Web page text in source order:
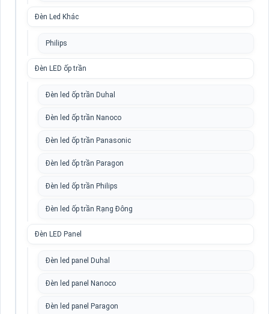
Đèn Led Khác
Philips
Đèn LED ốp trần
Đèn led ốp trần Duhal
Đèn led ốp trần Nanoco
Đèn led ốp trần Panasonic
Đèn led ốp trần Paragon
Đèn led ốp trần Philips
Đèn led ốp trần Rạng Đông
Đèn LED Panel
Đèn led panel Duhal
Đèn led panel Nanoco
Đèn led panel Paragon